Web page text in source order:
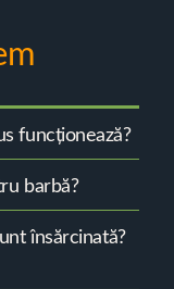
funcționează?
barbă?
însărcinată?